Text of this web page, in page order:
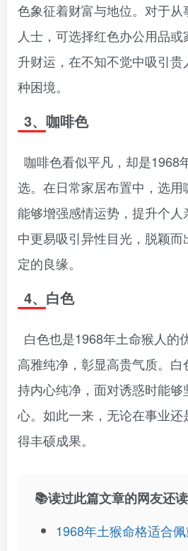
色象征着财富与地位。对于
人士，可选择红色办公用品
升财运，在不知不觉中吸引
种困境。
3、咖啡色
咖啡色看似平凡，却是1968
选。在日常家居布置中，选用
能够增强感情运势，提升个
中更易吸引异性目光，脱颖
定的良缘。
4、白色
白色也是1968年土命猴人的
高雅纯净，彰显高贵气质。
持内心纯净，面对诱惑时能
心。如此一来，无论在事业
得丰硕成果。
📚读过此篇文章的网友还
1968年土猴命格适合